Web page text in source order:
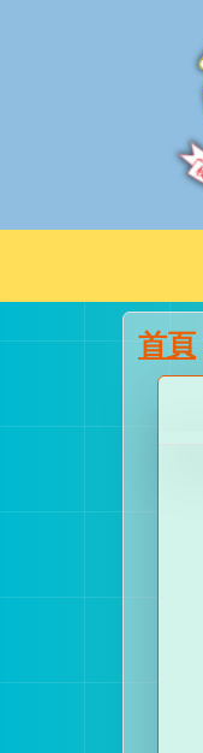
首頁